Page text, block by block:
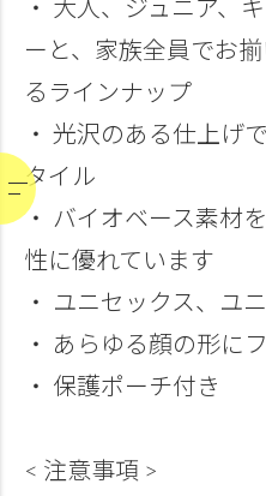
・ 大人、ジュニア、
ーと、家族全員でお
るラインナップ
・ 光沢のある仕上げ
タイル
・ バイオベース素材
性に優れています
・ ユニセックス、ユ
・ あらゆる顔の形に
・ 保護ポーチ付き
< 注意事項 >